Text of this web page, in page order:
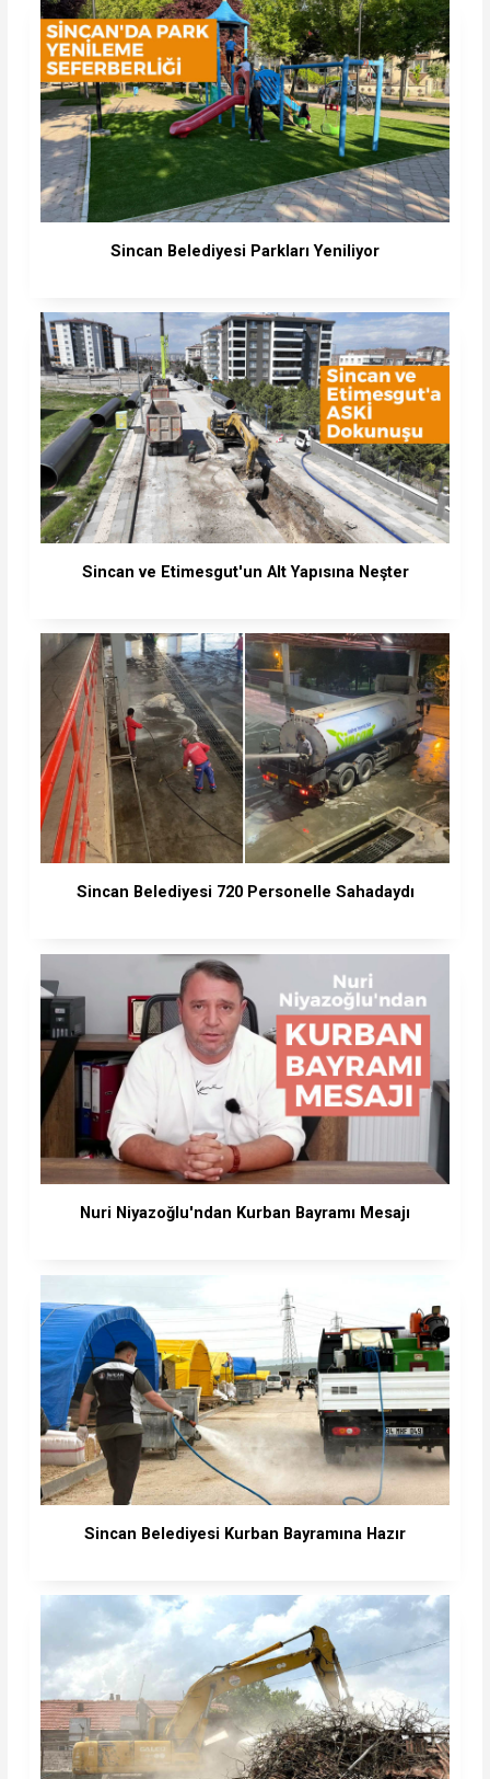
Sincan Belediyesi Parkları Yeniliyor
Sincan ve Etimesgut'un Alt Yapısına Neşter
Sincan Belediyesi 720 Personelle Sahadaydı
Nuri Niyazoğlu'ndan Kurban Bayramı Mesajı
Sincan Belediyesi Kurban Bayramına Hazır